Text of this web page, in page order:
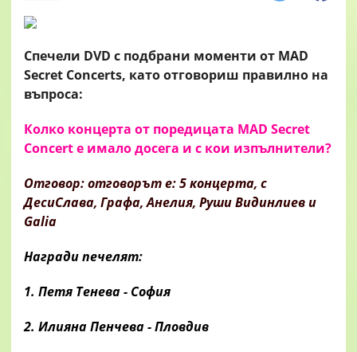
Спечели DVD с подбрани моменти от MAD
Secret Concerts, като отговориш правилно на
въпроса:
Колко концерта от поредицата MAD Secret
Concert е имало досега и с кои изпълнители?
Отговор: отговорът е: 5 концерта, с
ДесиСлава, Графа, Анелия, Руши Видинлиев и
Galia
Награди печелят:
1. Петя Тенева - София
2. Илияна Пенчева - Пловдив